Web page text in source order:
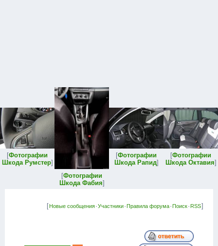
[Фотографии
Шкода Румстер]
[Фотографии
Шкода Фабия]
[Фотографии
Шкода Рапид]
[Фотографии
Шкода Октавия]
[Новые сообщения·Участники·Правила форума·Поиск·RSS]